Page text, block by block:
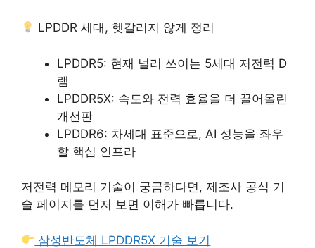
LPDDR 세대, 헷갈리지 않게 정리
LPDDR5: 현재 널리 쓰이는 5세대 저전력 D
램
LPDDR5X: 속도와 전력 효율을 더 끌어올린
개선판
LPDDR6: 차세대 표준으로, AI 성능을 좌우
할 핵심 인프라
저전력 메모리 기술이 궁금하다면, 제조사 공식 기
술 페이지를 먼저 보면 이해가 빠릅니다.
삼성반도체 LPDDR5X 기술 보기